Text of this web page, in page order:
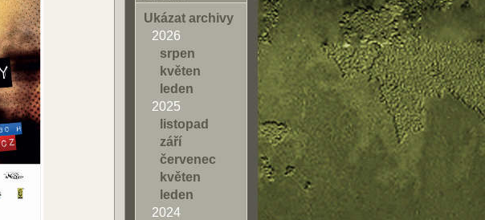
Ukázat archivy
2026
srpen
květen
leden
2025
listopad
září
červenec
květen
leden
2024